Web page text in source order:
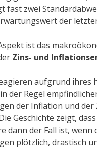
fast zwei
der
ist das
Zins- und
aufgrund ihres
der Regel
der Inflation und der
Geschichte zeigt,
dann der Fall ist, wenn
plötzlich, drastisch